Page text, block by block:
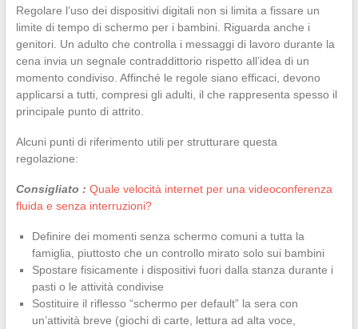
Regolare l’uso dei dispositivi digitali non si limita a fissare un
limite di tempo di schermo per i bambini. Riguarda anche i
genitori. Un adulto che controlla i messaggi di lavoro durante la
cena invia un segnale contraddittorio rispetto all’idea di un
momento condiviso. Affinché le regole siano efficaci, devono
applicarsi a tutti, compresi gli adulti, il che rappresenta spesso il
principale punto di attrito.
Alcuni punti di riferimento utili per strutturare questa
regolazione:
Consigliato : Quale velocità internet per una videoconferenza
fluida e senza interruzioni?
Definire dei momenti senza schermo comuni a tutta la
famiglia, piuttosto che un controllo mirato solo sui bambini
Spostare fisicamente i dispositivi fuori dalla stanza durante i
pasti o le attività condivise
Sostituire il riflesso “schermo per default” la sera con
un’attività breve (giochi di carte, lettura ad alta voce,